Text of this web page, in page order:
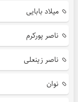
میلاد بابایی
ناصر پورکرم
ناصر زینعلی
نوان